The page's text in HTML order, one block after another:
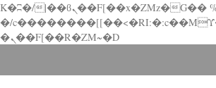
K�ʭ�/|��ϐܢ��F[��x�ZMz�G�� %嬩
�/
�ܢ��F[��R�ZM~�D
down